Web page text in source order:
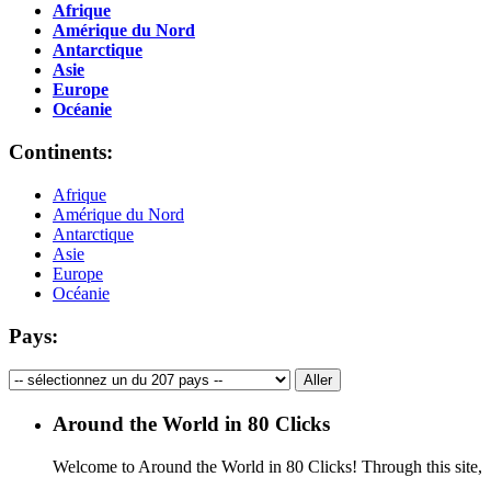
Afrique
Amérique du Nord
Antarctique
Asie
Europe
Océanie
Continents:
Afrique
Amérique du Nord
Antarctique
Asie
Europe
Océanie
Pays:
Around the World in 80 Clicks
Welcome to Around the World in 80 Clicks! Through this site,